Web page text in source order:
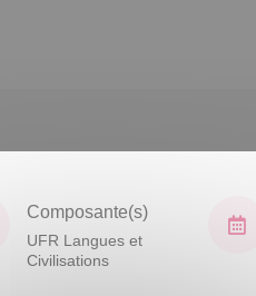
Composante(s)
UFR Langues et
Civilisations